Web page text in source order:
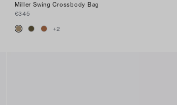
Miller Swing Crossbody Bag
€345
+2